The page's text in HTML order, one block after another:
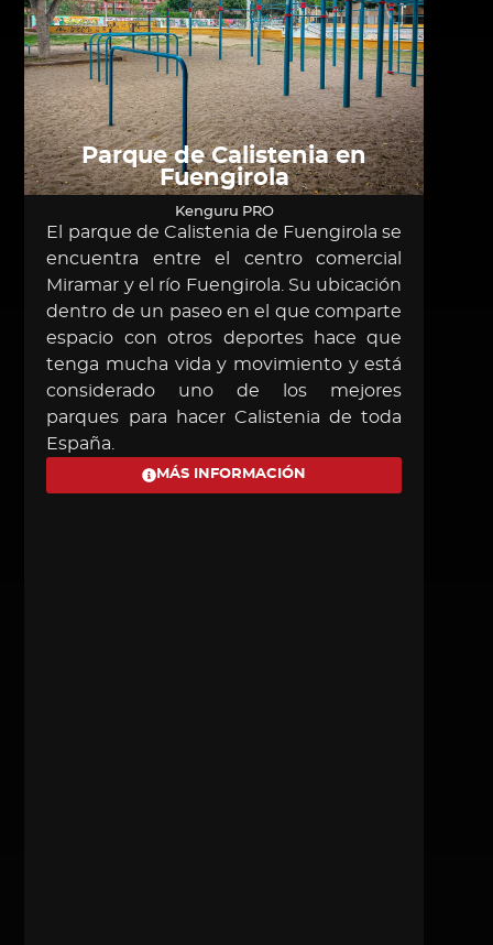
Parque de Calistenia en
Fuengirola
Kenguru PRO
El parque de Calistenia de Fuengirola se
encuentra entre el centro comercial
Miramar y el río Fuengirola. Su ubicación
dentro de un paseo en el que comparte
espacio con otros deportes hace que
tenga mucha vida y movimiento y está
considerado uno de los mejores
parques para hacer Calistenia de toda
España.
MÁS INFORMACIÓN